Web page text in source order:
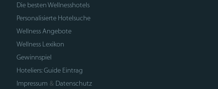
Die besten Wellnesshotels
Personalisierte Hotelsuche
Wellness Angebote
Wellness Lexikon
Gewinnspiel
Hoteliers: Guide Eintrag
Impressum & Datenschutz